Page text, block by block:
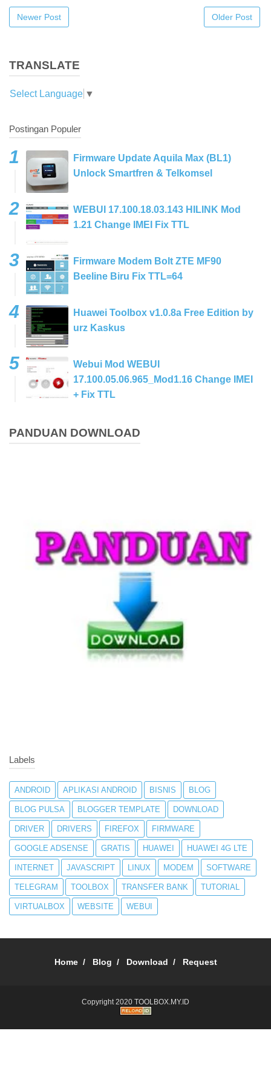
Newer Post Older Post
TRANSLATE
Select Language ▼
Postingan Populer
Firmware Update Aquila Max (BL1)
Unlock Smartfren & Telkomsel
WEBUI 17.100.18.03.143 HILINK Mod
1.21 Change IMEI Fix TTL
Firmware Modem Bolt ZTE MF90
Beeline Biru Fix TTL=64
Huawei Toolbox v1.0.8a Free Edition by
urz Kaskus
Webui Mod WEBUI
17.100.05.06.965_Mod1.16 Change IMEI
+ Fix TTL
PANDUAN DOWNLOAD
Labels
ANDROID APLIKASI ANDROID BISNIS BLOG
BLOG PULSA BLOGGER TEMPLATE DOWNLOAD
DRIVER DRIVERS FIREFOX FIRMWARE
GOOGLE ADSENSE GRATIS HUAWEI HUAWEI 4G LTE
INTERNET JAVASCRIPT LINUX MODEM SOFTWARE
TELEGRAM TOOLBOX TRANSFER BANK TUTORIAL
VIRTUALBOX WEBSITE WEBUI
Home Blog Download Request
Copyright 2020 TOOLBOX.MY.ID